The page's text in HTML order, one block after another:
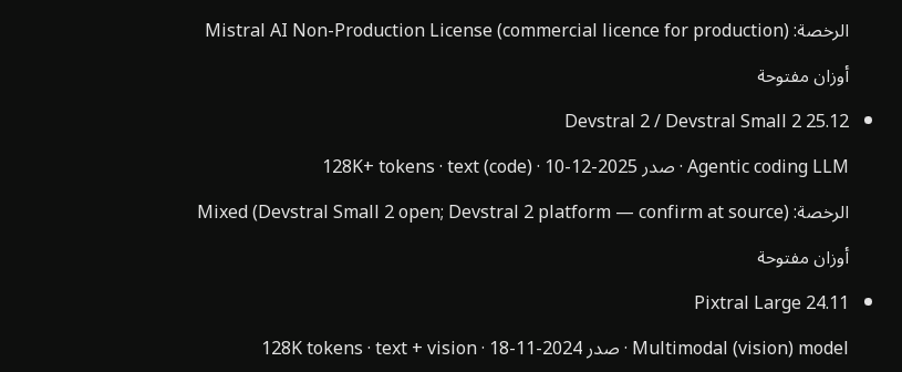
الرخصة:
Mistral AI Non-Production License (commercial licence for production)
أوزان مفتوحة
Devstral 2 / Devstral Small 225.12
Agentic coding LLM
·صدر2025-12-10
·
128K+ tokens·text (code)
الرخصة:
Mixed (Devstral Small 2 open; Devstral 2 platform — confirm at source)
أوزان مفتوحة
Pixtral Large24.11
Multimodal (vision) model
·صدر2024-11-18
·
128K tokens·text + vision